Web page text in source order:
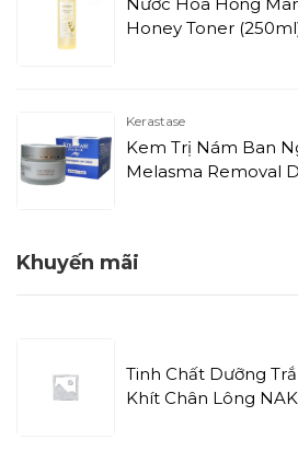
Honey Toner
Kerastase
Kem Trị Nám Ban
Melasma Removal
Khuyến mãi
Tinh Chất Dưỡng
Khít Chân Lông NAK